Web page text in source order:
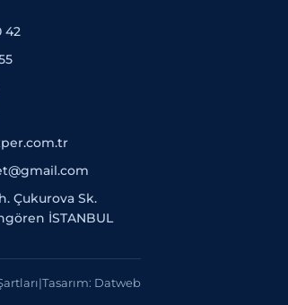
42
Çukurova Sk.
İSTANBUL
|Tasarım: Datweb